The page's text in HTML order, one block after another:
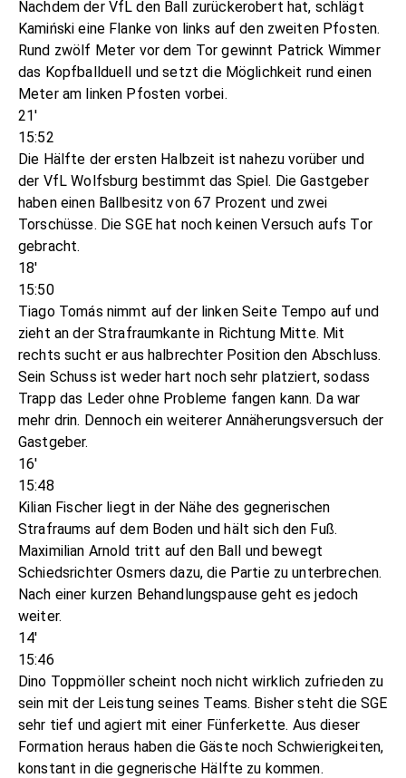
Nachdem der VfL den Ball zurückerobert hat, schlägt
Kamiński eine Flanke von links auf den zweiten Pfosten.
Rund zwölf Meter vor dem Tor gewinnt Patrick Wimmer
das Kopfballduell und setzt die Möglichkeit rund einen
Meter am linken Pfosten vorbei.
21'
15:52
Die Hälfte der ersten Halbzeit ist nahezu vorüber und
der VfL Wolfsburg bestimmt das Spiel. Die Gastgeber
haben einen Ballbesitz von 67 Prozent und zwei
Torschüsse. Die SGE hat noch keinen Versuch aufs Tor
gebracht.
18'
15:50
Tiago Tomás nimmt auf der linken Seite Tempo auf und
zieht an der Strafraumkante in Richtung Mitte. Mit
rechts sucht er aus halbrechter Position den Abschluss.
Sein Schuss ist weder hart noch sehr platziert, sodass
Trapp das Leder ohne Probleme fangen kann. Da war
mehr drin. Dennoch ein weiterer Annäherungsversuch der
Gastgeber.
16'
15:48
Kilian Fischer liegt in der Nähe des gegnerischen
Strafraums auf dem Boden und hält sich den Fuß.
Maximilian Arnold tritt auf den Ball und bewegt
Schiedsrichter Osmers dazu, die Partie zu unterbrechen.
Nach einer kurzen Behandlungspause geht es jedoch
weiter.
14'
15:46
Dino Toppmöller scheint noch nicht wirklich zufrieden zu
sein mit der Leistung seines Teams. Bisher steht die SGE
sehr tief und agiert mit einer Fünferkette. Aus dieser
Formation heraus haben die Gäste noch Schwierigkeiten,
konstant in die gegnerische Hälfte zu kommen.